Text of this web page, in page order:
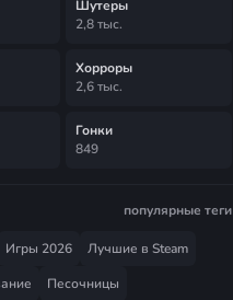
Шутеры
2,8 тыс.
Хорроры
2,6 тыс.
Гонки
849
популярные теги
Игры 2026
Лучшие в Steam
Песочницы